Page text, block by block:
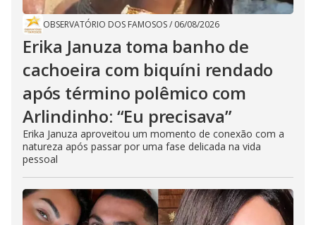
OBSERVATÓRIO DOS FAMOSOS/ 06/08/2026
Erika Januza toma banho de
cachoeira com biquíni rendado
após término polêmico com
Arlindinho: “Eu precisava”
Erika Januza aproveitou um momento de conexão com a
natureza após passar por uma fase delicada na vida
pessoal